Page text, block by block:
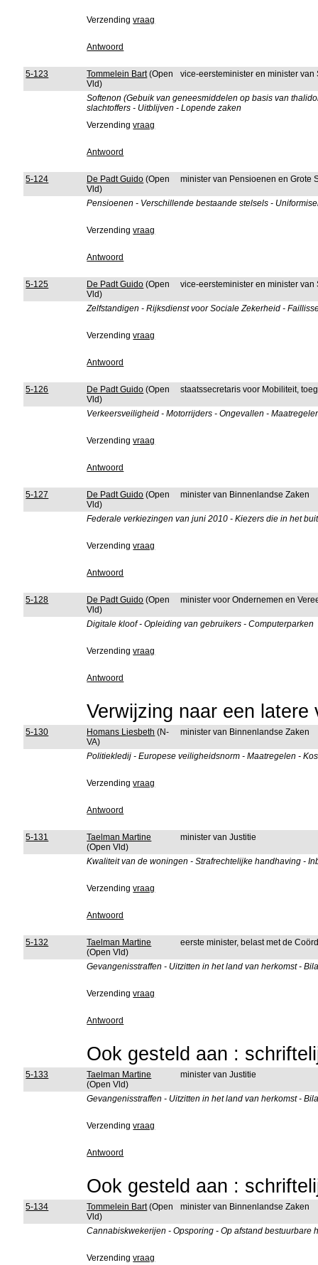
Verzendingvraag
Antwoord
5-123 Tommelein Bart(Open
Vld)
vice-eersteminister en minister
Softenon (Gebuik van geneesmiddelen op basis van
slachtoffers - Uitblijven - Lopende zaken
Verzendingvraag
Antwoord
5-124 De Padt Guido (Open
Vld)
minister van Pensioenen en Grote
Pensioenen - Verschillende bestaande stelsels -
Verzendingvraag
Antwoord
5-125 De Padt Guido (Open
Vld)
vice-eersteminister en minister
Zelfstandigen - Rijksdienst voor Sociale Zekerheid -
Verzendingvraag
Antwoord
5-126 De Padt Guido (Open
Vld)
staatssecretaris voor Mobiliteit,
Verkeersveiligheid - Motorrijders - Ongevallen -
Verzendingvraag
Antwoord
5-127 De Padt Guido (Open
Vld)
minister van Binnenlandse Zaken
Federale verkiezingen van juni 2010 - Kiezers die in het
Verzendingvraag
Antwoord
5-128 De Padt Guido (Open
Vld)
minister voor Ondernemen en
Digitale kloof - Opleiding van gebruikers - Computerparken
Verzendingvraag
Antwoord
Verwijzing naar een
5-130 Homans Liesbeth (N-
VA)
minister van Binnenlandse Zaken
Politiekledij - Europese veiligheidsnorm - Maatregelen -
Verzendingvraag
Antwoord
5-131
Taelman Martine
(Open Vld)
minister van Justitie
Kwaliteit van de woningen - Strafrechtelijke handhaving -
Verzendingvraag
Antwoord
5-132
Taelman Martine
(Open Vld)
eerste minister, belast met de
Gevangenisstraffen - Uitzitten in het land van herkomst -
Verzendingvraag
Antwoord
Ook gesteld aan :
5-133
Taelman Martine
(Open Vld)
minister van Justitie
Gevangenisstraffen - Uitzitten in het land van herkomst -
Verzendingvraag
Antwoord
Ook gesteld aan :
5-134 Tommelein Bart(Open
Vld)
minister van Binnenlandse Zaken
Cannabiskwekerijen - Opsporing - Op afstand bestuurbare
Verzendingvraag